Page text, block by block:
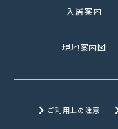
入居案内
現地案内図
ご利用上の注意